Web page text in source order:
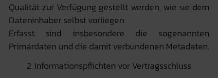
Qualität zur Verfügung gestellt werden, wie sie dem
Dateninhaber selbst vorliegen.
Erfasst sind insbesondere die sogenannten
Primärdaten und die damit verbundenen Metadaten.
2. Informationspflichten vor Vertragsschluss